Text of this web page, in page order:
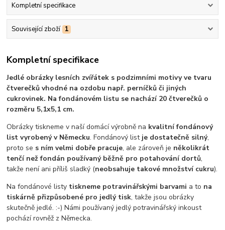
Kompletní specifikace
Související zboží 1
Kompletní specifikace
Jedlé obrázky lesních zvířátek s podzimními motivy ve tvaru
čtverečků vhodné na ozdobu např. perníčků či jiných
cukrovinek. Na fondánovém listu se nachází 20 čtverečků o
rozměru 5,1x5,1 cm.
Obrázky tiskneme v naší domácí výrobně na kvalitní fondánový
list vyrobený v Německu. Fondánový list je dostatečně silný,
proto se s ním velmi dobře pracuje, ale zároveň je několikrát
tenčí než fondán používaný běžně pro potahování dortů,
takže není ani příliš sladký (neobsahuje takové množství cukru).
Na fondánové listy tiskneme potravinářskými barvami a to na
tiskárně přizpůsobené pro jedlý tisk, takže jsou obrázky
skutečně jedlé. :-) Námi používaný jedlý potravinářský inkoust
pochází rovněž z Německa.